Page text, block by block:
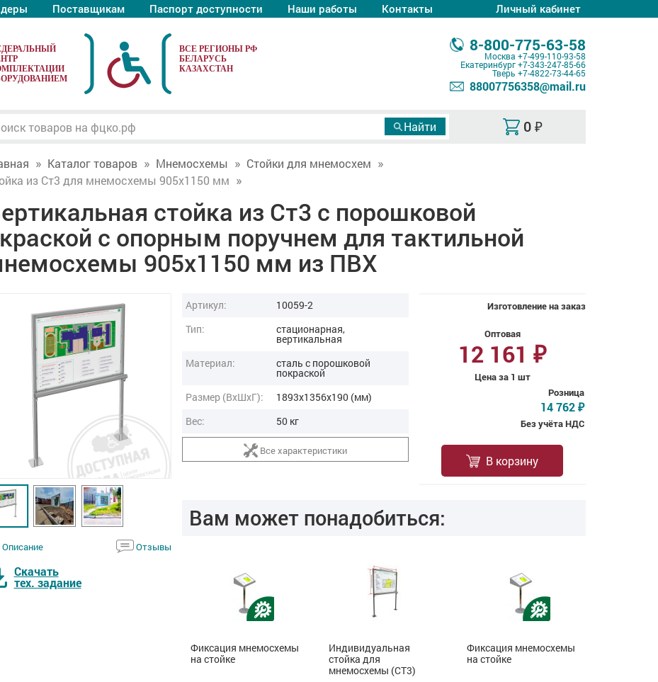
Поставщикам Паспорт доступности Наши работы Контакты Личный кабинет
8-800-775-63-58
Москва +7-499-110-93-58
Екатеринбург+7-343-247-85-66
Тверь +7-4822-73-44-65
88007756358@mail.ru
0 ₽
Каталог товаров Мнемосхемы
Стойки для мнемосхем
из Ст3 для мнемосхемы 905х1150 мм
стойка из Ст3 с порошковой
с опорным поручнем для тактильной
905х1150 мм из ПВХ
Описание Отзывы
Скачать
тех. задание
Изготовление на заказ
Оптовая
12 161 ₽
Цена за 1 шт
Розница
14 762 ₽
Без учёта НДС
В корзину
Артикул:
10059-2
Тип:
стационарная,
вертикальная
Материал:
сталь с порошковой
покраской
Размер (ВxШxГ):
1893x1356x190 (мм)
Вес:
50 кг
Все характеристики
Вам может понадобиться:
Фиксация мнемосхемы
на стойке
Индивидуальная
стойка для
мнемосхемы (СТ3)
Фиксация мнемосхемы
на стойке